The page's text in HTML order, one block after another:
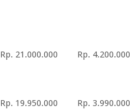
Rp. 21.000.000 Rp. 4.200.000
Rp. 19.950.000 Rp. 3.990.000